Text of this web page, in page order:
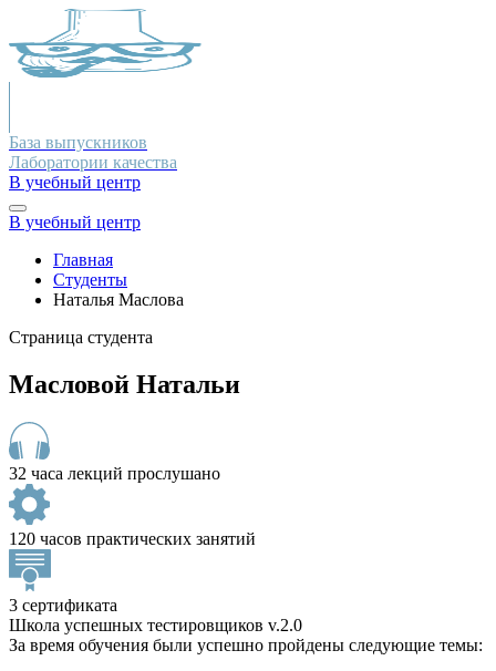
База выпускников
Лаборатории качества
В учебный центр
В учебный центр
Главная
Студенты
Наталья Маслова
Страница студента
Масловой Натальи
32 часа лекций прослушано
120 часов практических занятий
3 сертификата
Школа успешных тестировщиков v.2.0
За время обучения были успешно пройдены следующие темы: